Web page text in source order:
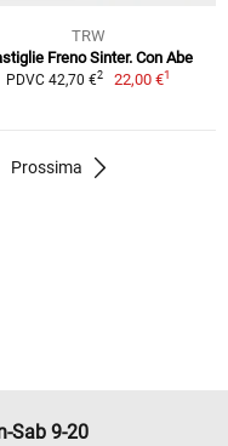
TRW
Freno Sinter. Con Abe
PDVC 42,70 €2 22,00 €1
Prossima
Sab 9-20